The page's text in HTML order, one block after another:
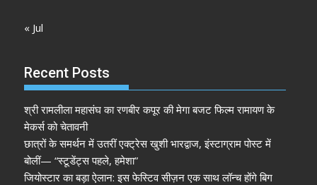
« Jul
Recent Posts
श्री रामलीला महासंघ का रणबीर कपूर की मेगा बजट फिल्म रामायण के
मेकर्स को चेतावनी
छात्रों के समर्थन में उतरीं एक्ट्रेस खुशी भारद्वाज, इंस्टाग्राम पोस्ट में
बोलीं— “स्टूडेंट्स पहले, हमेशा”
जियोस्टार का बड़ा ऐलान: इस फेस्टिव सीज़न एक साथ लॉन्च होंगे बिग